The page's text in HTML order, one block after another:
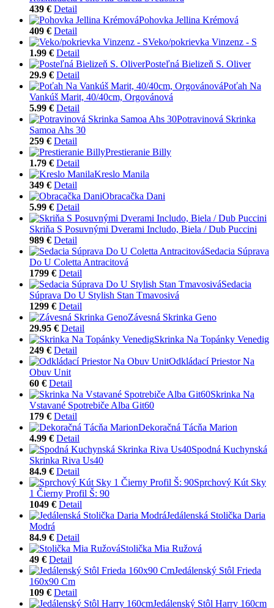
439 € Detail
Pohovka Jellina Krémová
409 € Detail
Veko/pokrievka Vinzenz - S
1.99 € Detail
Posteľná Bielizeň S. Oliver
29.9 € Detail
Poťah Na
Vankúš Marit, 40/40cm, Orgovánová
5.99 € Detail
Potravinová Skrinka
Samoa Ahs 30
259 € Detail
Prestieranie Billy
1.79 € Detail
Kreslo Manila
349 € Detail
Obracačka Dani
5.99 € Detail
Skriňa S Posuvnými Dverami Includo, Biela / Dub Puccini
989 € Detail
Sedacia Súprava
Do U Coletta Antracitová
1799 € Detail
Sedacia
Súprava Do U Stylish Stan Tmavosivá
1299 € Detail
Závesná Skrinka Geno
29.95 € Detail
Skrinka Na Topánky Venedig
249 € Detail
Odkládací Priestor Na
Obuv Unit
60 € Detail
Skrinka Na
Vstavané Spotrebiče Alba Git60
179 € Detail
Dekoračná Tácňa Marion
4.99 € Detail
Spodná Kuchynská
Skrinka Riva Us40
84.9 € Detail
Sprchový Kút Sky
1 Čierny Profil Š: 90
1049 € Detail
Jedálenská Stolička Daria
Modrá
84.9 € Detail
Stolička Mia Ružová
49 € Detail
Jedálenský Stôl Frieda
160x90 Cm
109 € Detail
Jedálenský Stôl Harry 160cm